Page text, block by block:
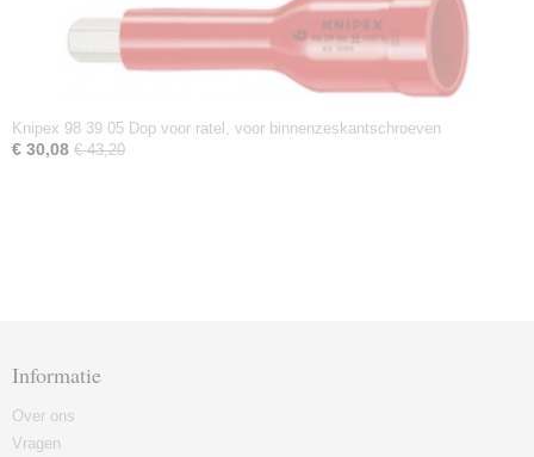
Knipex 98 39 05 Dop voor ratel, voor binnenzeskantschroeven
€ 30,08 € 43,20
Informatie
Over ons
Vragen